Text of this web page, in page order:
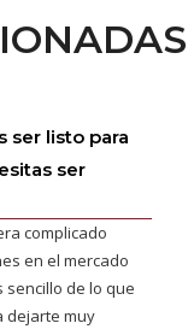
ser listo para
ser
complicado
en el mercado
sencillo de lo que
dejarte muy